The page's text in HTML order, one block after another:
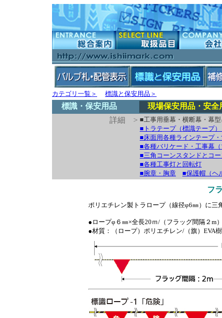
カテゴリ一覧＞ 標識と保安用品＞
標識・保安用品
現場保安用品・安全
詳細 > ■工事用垂幕・横断幕・幕
■トラテープ（標識テープ
■床面用各種ラインテープ
■各種バリケード・工事幕
■三角コーンスタンドとコ
■各種工事灯と回転灯
■腕章・胸章
■保護帽（ヘ
フ
ポリエチレン製トラロープ（線径φ6㎜）に三
●ロープφ６㎜×全長20ｍ/（フラッグ間隔２m
●材質：（ロープ）ポリエチレン/（旗）EVA